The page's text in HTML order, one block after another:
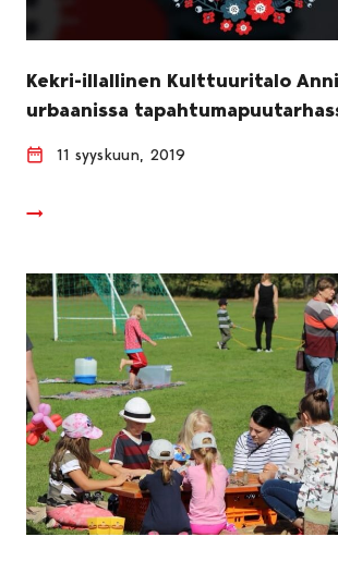
Kekri-illallinen Kulttuuritalo
urbaanissa
11 syyskuun, 2019